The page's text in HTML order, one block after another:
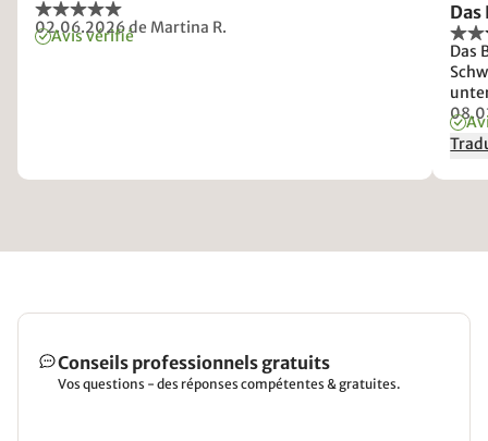
02.06.2026de Martina R.
Avis vérifié
Das
Um
Conseils professionnels gratuits
Vos questions - des réponses compétentes & gratuites.